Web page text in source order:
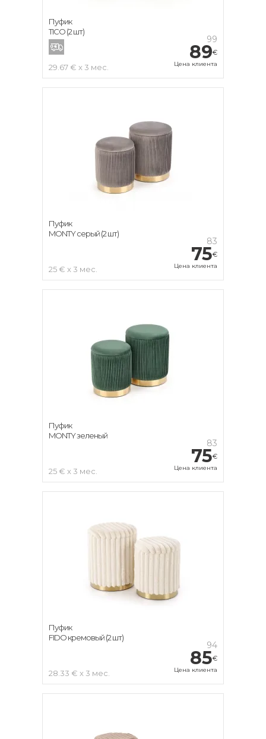
99
89€
Цена клиента
29.67 € x 3 мес.
Пуфик
TICO (2 шт)
83
75€
Цена клиента
25 € x 3 мес.
Пуфик
MONTY серый (2 шт)
83
75€
Цена клиента
25 € x 3 мес.
Пуфик
MONTY зеленый
94
85€
Цена клиента
28.33 € x 3 мес.
Пуфик
FIDO кремовый (2 шт)